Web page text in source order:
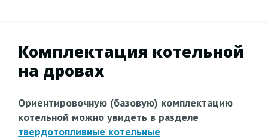
Комплектация котельной
на дровах
Ориентировочную (базовую) комплектацию
котельной можно увидеть в разделе
твердотопливные котельные